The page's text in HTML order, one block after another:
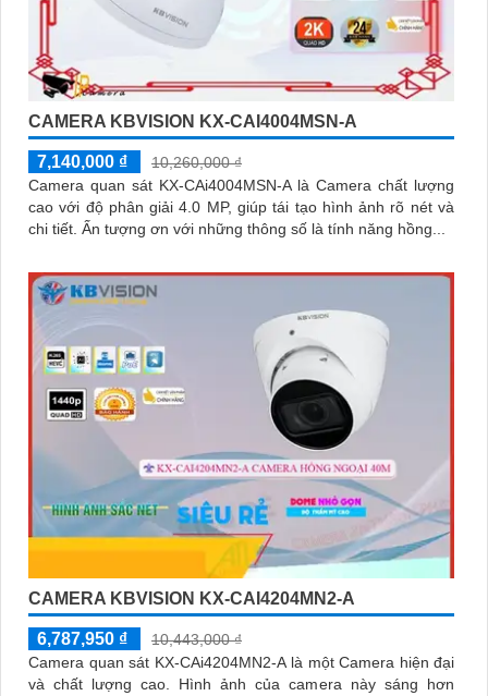
CAMERA KBVISION KX-CAI4004MSN-A
7,140,000 ₫
10,260,000 ₫
Camera quan sát KX-CAi4004MSN-A là Camera chất lượng
cao với độ phân giải 4.0 MP, giúp tái tạo hình ảnh rõ nét và
chi tiết. Ấn tượng ơn với những thông số là tính năng hồng...
CAMERA KBVISION KX-CAI4204MN2-A
6,787,950 ₫
10,443,000 ₫
Camera quan sát KX-CAi4204MN2-A là một Camera hiện đại
và chất lượng cao. Hình ảnh của camera này sáng hơn